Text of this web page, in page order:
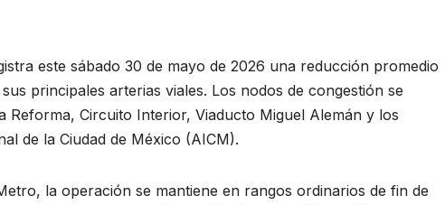
este sábado 30 de mayo de 2026 una reducción promedio
principales arterias viales. Los nodos de congestión se
Circuito Interior, Viaducto Miguel Alemán y los
de la Ciudad de México (AICM).
la operación se mantiene en rangos ordinarios de fin de